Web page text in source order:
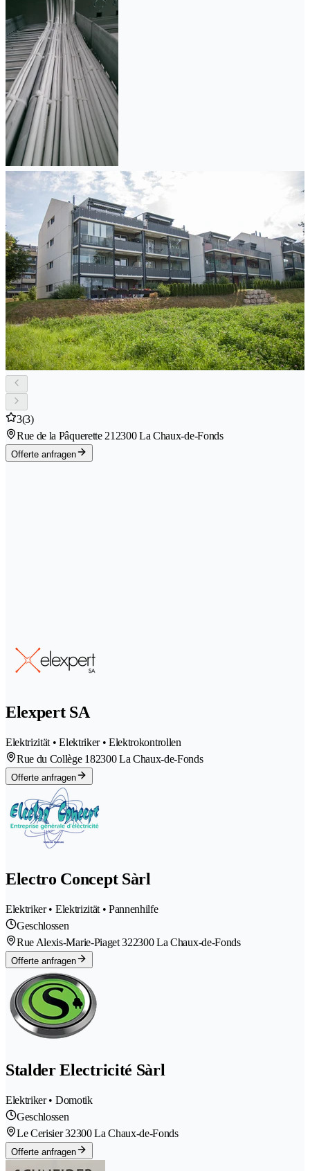
3(3)
Rue de la Pâquerette 21 2300 La Chaux-de-Fonds
Offerte anfragen
Elexpert SA
Elektrizität • Elektriker • Elektrokontrollen
Rue du Collège 182300 La Chaux-de-Fonds
Offerte anfragen
Electro Concept Sàrl
Elektriker • Elektrizität • Pannenhilfe
Geschlossen
Rue Alexis-Marie-Piaget 322300 La Chaux-de-Fonds
Offerte anfragen
Stalder Electricité Sàrl
Elektriker • Domotik
Geschlossen
Le Cerisier 32300 La Chaux-de-Fonds
Offerte anfragen